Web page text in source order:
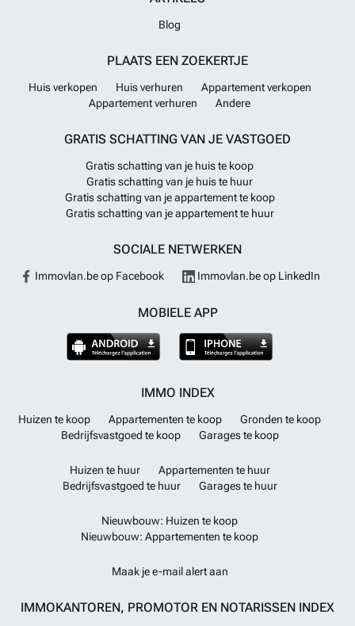
Blog
PLAATS EEN ZOEKERTJE
Huis verkopen Huis verhuren
Appartement verkopen
Appartement verhuren
Andere
GRATIS SCHATTING VAN JE VASTGOED
Gratis schatting van je huis te koop
Gratis schatting van je huis te huur
Gratis schatting van je appartement te koop
Gratis schatting van je appartement te huur
SOCIALE NETWERKEN
Immovlan.be op Facebook Immovlan.be op LinkedIn
MOBIELE APP
IMMO INDEX
Huizen te koop Appartementen te koop
Gronden te koop
Bedrijfsvastgoed te koop
Garages te koop
Huizen te huur
Appartementen te huur
Bedrijfsvastgoed te huur
Garages te huur
Nieuwbouw: Huizen te koop
Nieuwbouw: Appartementen te koop
Maak je e-mail alert aan
IMMOKANTOREN, PROMOTOR EN NOTARISSEN INDEX